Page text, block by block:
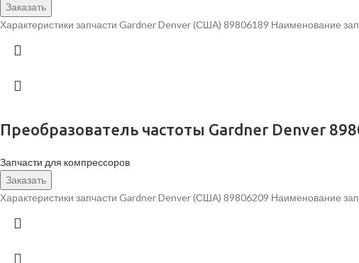
Заказать
Характеристики запчасти Gardner Denver (США) 89806189 Наименование
Преобразователь частоты Gardner Denver
Запчасти для компрессоров
Заказать
Характеристики запчасти Gardner Denver (США) 89806209 Наименование